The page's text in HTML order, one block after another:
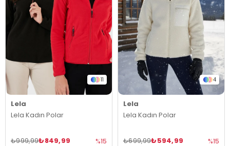
11
Lela
Lela Kadın Polar
₺849,99
₺999,99 %15
4
Lela
Lela Kadın Polar
₺594,99
₺699,99 %15